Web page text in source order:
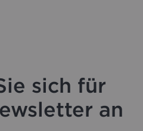
sich für
an